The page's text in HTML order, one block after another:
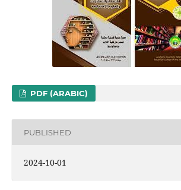
PDF (ARABIC)
PUBLISHED
2024-10-01